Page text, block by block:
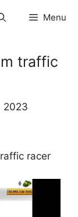
Menu
traffic
2023
racer